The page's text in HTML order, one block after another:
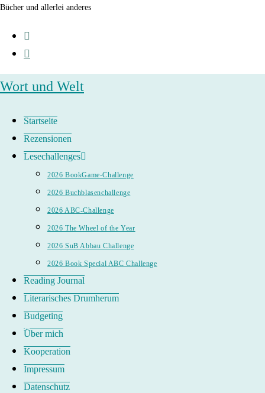
Zum
springen
Bücher und allerlei anderes
Wort und Welt
Startseite
Rezensionen
Lesechallenges
2026 BookGame-Challenge
2026 Buchblasenchallenge
2026 ABC-Challenge
2026 The Wheel of the Year
2026 SuB Abbau Challenge
2026 Book Special ABC Challenge
Reading Journal
Literarisches Drumherum
Budgeting
Über mich
Kooperation
Impressum
Datenschutz